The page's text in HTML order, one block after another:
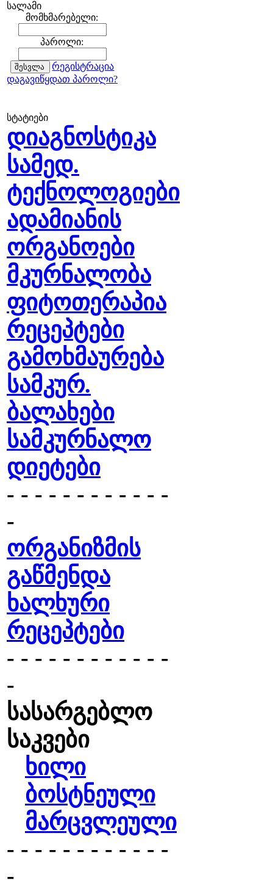
სალამი
მომხმარებელი:
პაროლი:
რეგისტრაცია
დაგავიწყდათ პაროლი?
სტატიები
დიაგნოსტიკა
სამედ.
ტექნოლოგიები
ადამიანის
ორგანოები
მკურნალობა
ფიტოთერაპია
რეცეპტები
გამოხმაურება
სამკურ.
ბალახები
სამკურნალო
დიეტები
- - - - - - - - - - - -
-
ორგანიზმის
გაწმენდა
ხალხური
რეცეპტები
- - - - - - - - - - - -
-
სასარგებლო
საკვები
ხილი
ბოსტნეული
მარცვლეული
- - - - - - - - - - - -